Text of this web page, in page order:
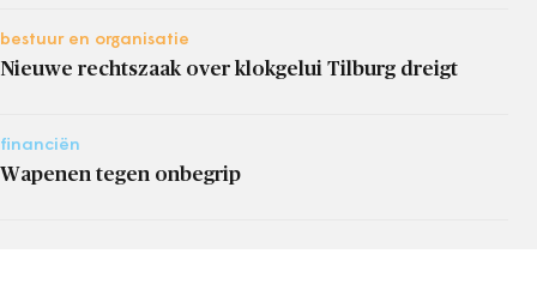
bestuur en organisatie
Nieuwe rechtszaak over klokgelui Tilburg dreigt
financiën
Wapenen tegen onbegrip